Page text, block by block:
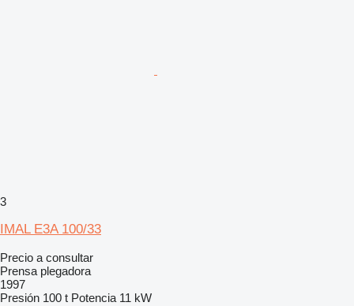
3
IMAL E3A 100/33
Precio a consultar
Prensa plegadora
1997
Presión 100 t Potencia 11 kW